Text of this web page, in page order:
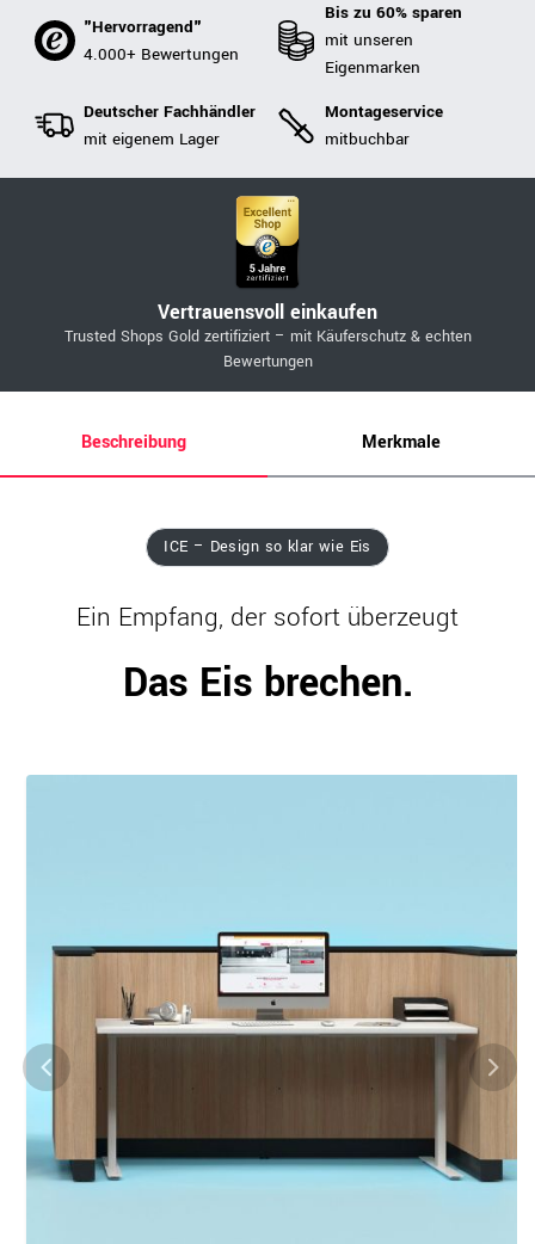
"Hervorragend"
4.000+ Bewertungen
Bis zu 60% sparen
mit unseren
Eigenmarken
Deutscher Fachhändler
mit eigenem Lager
Montageservice
mitbuchbar
Vertrauensvoll einkaufen
Trusted Shops Gold zertifiziert – mit Käuferschutz & echten
Bewertungen
Beschreibung Merkmale
ICE – Design so klar wie Eis
Ein Empfang, der sofort überzeugt
Das Eis brechen.